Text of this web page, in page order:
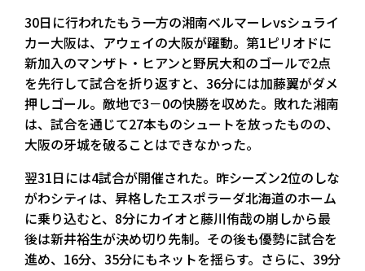
30日に行われたもう一方の湘南ベルマーレvsシュライ
カー大阪は、アウェイの大阪が躍動。第1ピリオドに
新加入のマンザト・ヒアンと野尻大和のゴールで2点
を先行して試合を折り返すと、36分には加藤翼がダメ
押しゴール。敵地で3－0の快勝を収めた。敗れた湘南
は、試合を通じて27本ものシュートを放ったものの、
大阪の牙城を破ることはできなかった。
翌31日には4試合が開催された。昨シーズン2位のしな
がわシティは、昇格したエスポラーダ北海道のホーム
に乗り込むと、8分にカイオと藤川侑哉の崩しから最
後は新井裕生が決め切り先制。その後も優勢に試合を
進め、16分、35分にもネットを揺らす。さらに、39分